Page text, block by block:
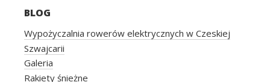
BLOG
Wypożyczalnia rowerów elektrycznych w Czeskiej
Szwajcarii
Galeria
Rakiety śnieżne